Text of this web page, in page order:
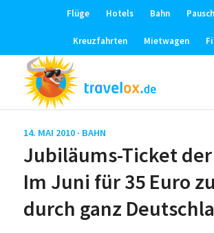
Flüge Hotels Bahn
Kreuzfahrten Mietwagen
14. MAI 2010 · BAHN
Jubiläums-Ticket
Im Juni für 35 Euro
durch ganz